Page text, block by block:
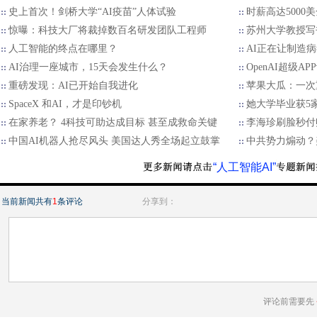
史上首次！剑桥大学“AI疫苗”人体试验
时薪高达5000
惊曝：科技大厂将裁掉数百名研发团队工程师
苏州大学教授
人工智能的终点在哪里？
AI正在让制造
AI治理一座城市，15天会发生什么？
OpenAI超级
重磅发现：AI已开始自我进化
苹果大瓜：一
SpaceX 和AI，才是印钞机
她大学毕业获5
在家养老？ 4科技可助达成目标 甚至成救命关键
李海珍刷脸秒
中国AI机器人抢尽风头 美国达人秀全场起立鼓掌
中共势力煽动
“人工智能AI”
当前新闻共有1条评论 分享到：
评论前需要先